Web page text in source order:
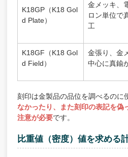
K18GP（K18 Gol
d Plate）
金メッキ、
ロン単位で
工
K18GF（K18 Gol
d Field）
金張り、金
中心に真鍮
刻印は金製品の品位を調べるのに
なかったり、また刻印の表記を偽
注意が必要です。
比重値（密度）値を求める